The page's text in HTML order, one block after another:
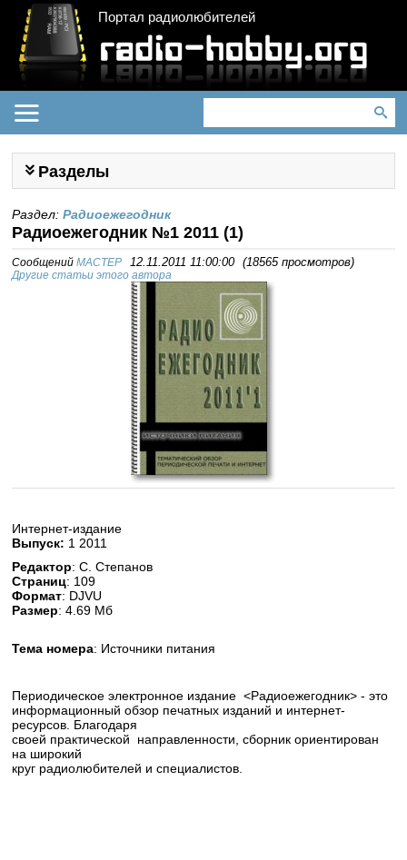
Портал радиолюбителей
Разделы
Раздел:Радиоежегодник
Радиоежегодник №1 2011 (1)
СообщенийMACTEP 12.11.2011 11:00:00 (18565 просмотров)
Другие статьи этого автора
Интернет-издание
Выпуск: 1 2011
Редактор: С. Степанов
Страниц: 109
Формат: DJVU
Размер: 4.69 Мб
Тема номера: Источники питания
Периодическое электронное издание <Радиоежегодник> - это
информационный обзор печатных изданий и интернет-
ресурсов. Благодаря
своей практической направленности, сборник ориентирован
на широкий
круг радиолюбителей и специалистов.